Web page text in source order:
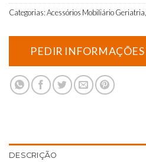
Categorias:Acessórios Mobiliário Geriatria
DESCRIÇÃO